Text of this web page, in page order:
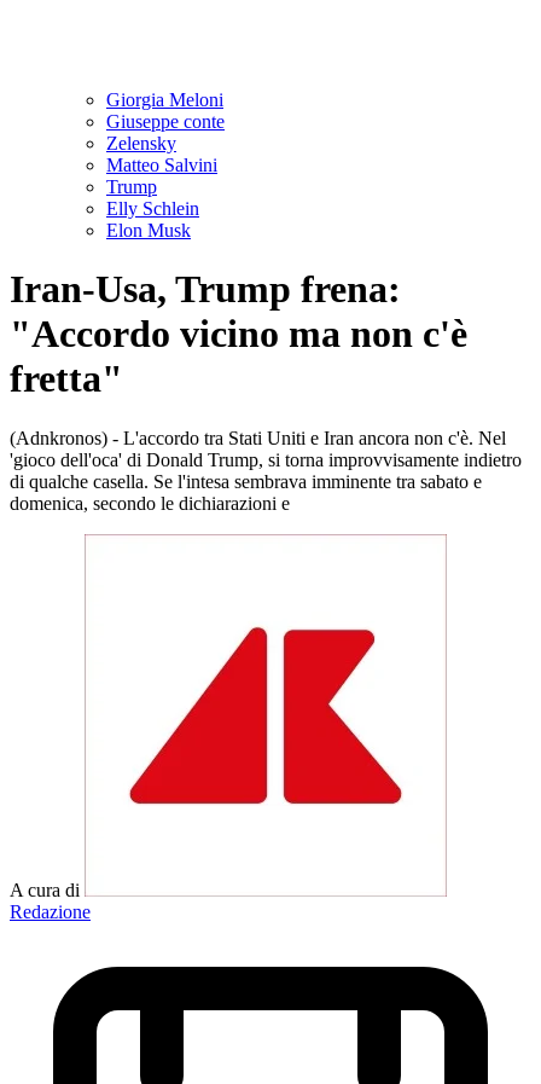
Giorgia Meloni
Giuseppe conte
Zelensky
Matteo Salvini
Trump
Elly Schlein
Elon Musk
Iran-Usa, Trump frena:
"Accordo vicino ma non c'è
fretta"
(Adnkronos) - L'accordo tra Stati Uniti e Iran ancora non c'è. Nel
'gioco dell'oca' di Donald Trump, si torna improvvisamente indietro
di qualche casella. Se l'intesa sembrava imminente tra sabato e
domenica, secondo le dichiarazioni e
A cura di
Redazione